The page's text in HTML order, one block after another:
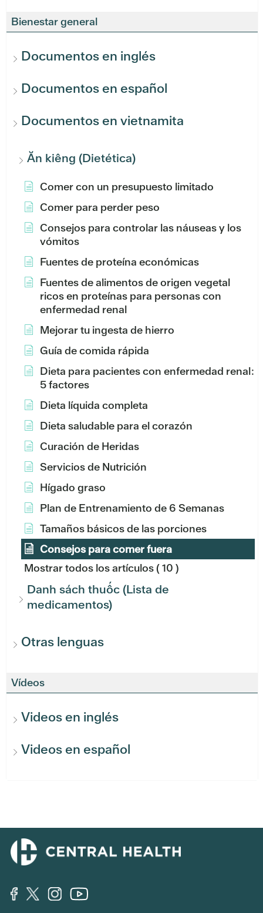
Bienestar general
Documentos en inglés
Documentos en español
Documentos en vietnamita
Ăn kiêng (Dietética)
Comer con un presupuesto limitado
Comer para perder peso
Consejos para controlar las náuseas y los
vómitos
Fuentes de proteína económicas
Fuentes de alimentos de origen vegetal
ricos en proteínas para personas con
enfermedad renal
Mejorar tu ingesta de hierro
Guía de comida rápida
Dieta para pacientes con enfermedad renal:
5 factores
Dieta líquida completa
Dieta saludable para el corazón
Curación de Heridas
Servicios de Nutrición
Hígado graso
Plan de Entrenamiento de 6 Semanas
Tamaños básicos de las porciones
Consejos para comer fuera
Mostrar todos los artículos( 10 )
Danh sách thuốc (Lista de
medicamentos)
Otras lenguas
Vídeos
Videos en inglés
Videos en español